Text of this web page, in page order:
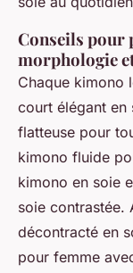
Conseils pour
morphologie
Chaque kimono
court élégant en
flatteuse pour
kimono fluide
kimono en soie
soie contrastée.
décontracté en
pour femme